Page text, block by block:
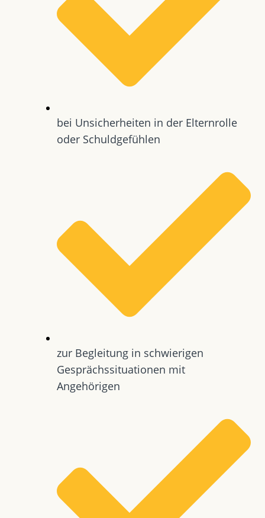
bei Unsicherheiten in der Elternrolle
oder Schuldgefühlen
zur Begleitung in schwierigen
Gesprächssituationen mit
Angehörigen